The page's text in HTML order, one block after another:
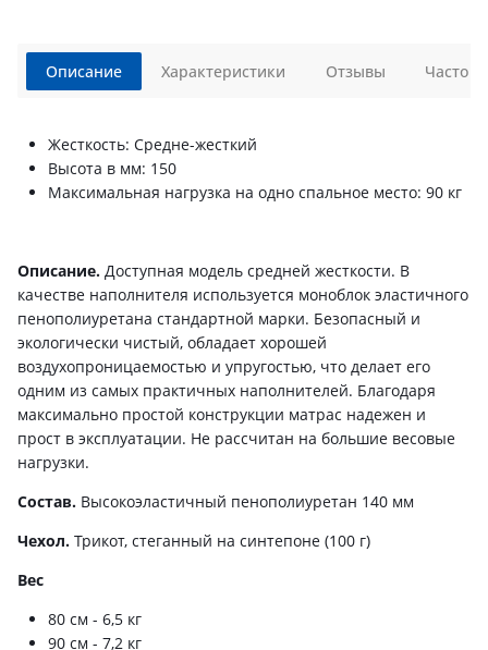
Описание
Жесткость: Средне-жесткий
Высота в мм: 150
Максимальная нагрузка на одно спальное место: 90 кг
Описание. Доступная модель средней жесткости. В
качестве наполнителя используется моноблок эластичного
пенополиуретана стандартной марки. Безопасный и
экологически чистый, обладает хорошей
воздухопроницаемостью и упругостью, что делает его
одним из самых практичных наполнителей. Благодаря
максимально простой конструкции матрас надежен и
прост в эксплуатации. Не рассчитан на большие весовые
нагрузки.
Состав. Высокоэластичный пенополиуретан 140 мм
Чехол. Трикот, стеганный на синтепоне (100 г)
Вес
80 см - 6,5 кг
90 см - 7,2 кг
Характеристики Отзывы Часто